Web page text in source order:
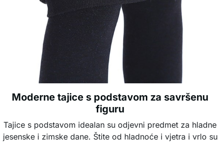
Moderne tajice s podstavom za savršenu
figuru
Tajice s podstavom idealan su odjevni predmet za hladne
jesenske i zimske dane. Štite od hladnoće i vjetra i vrlo su